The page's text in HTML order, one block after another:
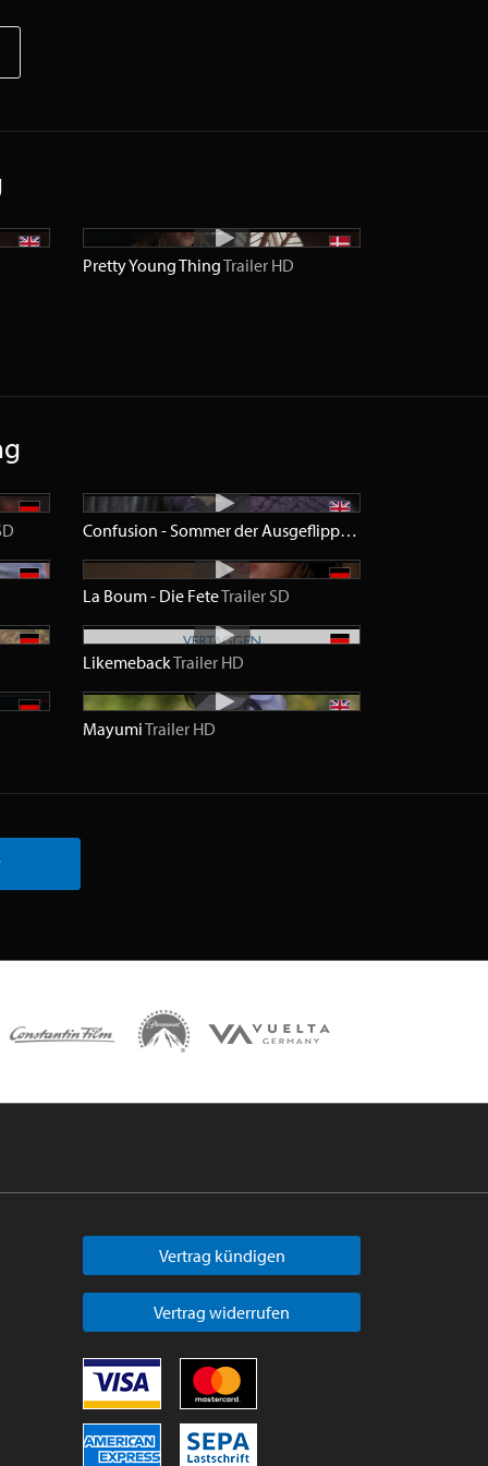
Pretty Young ThingTrailer HD
Confusion - Sommer der Ausgeflippten
La Boum - Die FeteTrailer SD
LikemebackTrailer HD
MayumiTrailer HD
Vertrag kündigen
Vertrag widerrufen